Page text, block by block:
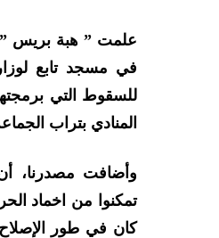
علمت ” هبة بريس ”
في مسجد تابع
للسقوط التي
المنادي بتراب
وأضافت مصدرنا،
تمكنوا من اخماد
كان في طور الإصلاح